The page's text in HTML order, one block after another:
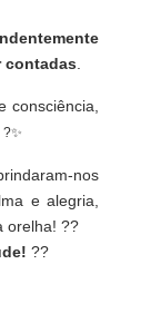
contadas
consciência,
?✨
nos
e alegria,
orelha! ??
??